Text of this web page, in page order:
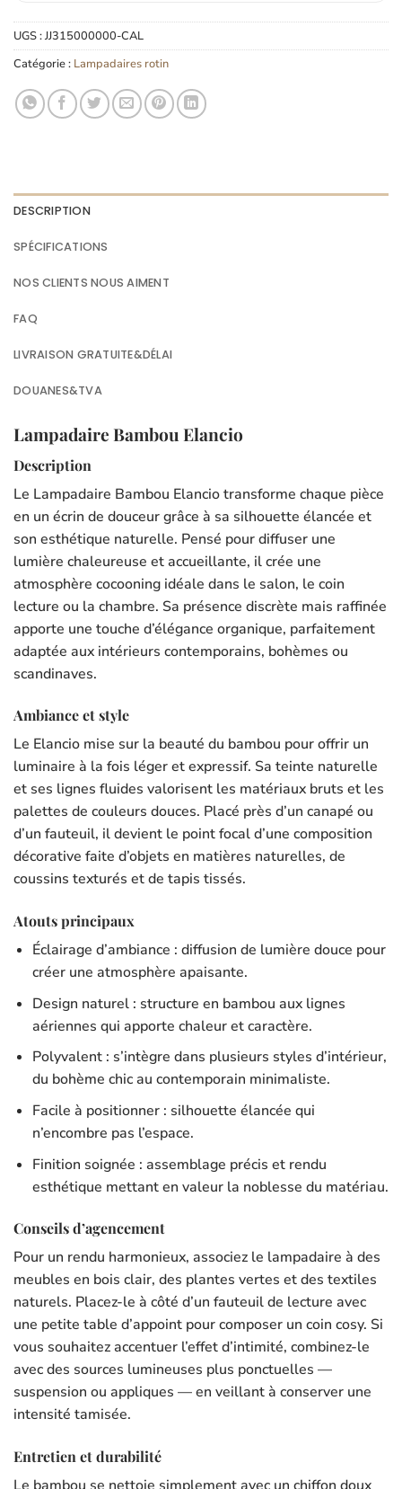
UGS :JJ315000000-CAL
Catégorie : Lampadaires rotin
DESCRIPTION
SPÉCIFICATIONS
NOS CLIENTS NOUS AIMENT
FAQ
LIVRAISON GRATUITE&DÉLAI
DOUANES&TVA
Lampadaire Bambou Elancio
Description
Le Lampadaire Bambou Elancio transforme chaque pièce
en un écrin de douceur grâce à sa silhouette élancée et
son esthétique naturelle. Pensé pour diffuser une
lumière chaleureuse et accueillante, il crée une
atmosphère cocooning idéale dans le salon, le coin
lecture ou la chambre. Sa présence discrète mais raffinée
apporte une touche d’élégance organique, parfaitement
adaptée aux intérieurs contemporains, bohèmes ou
scandinaves.
Ambiance et style
Le Elancio mise sur la beauté du bambou pour offrir un
luminaire à la fois léger et expressif. Sa teinte naturelle
et ses lignes fluides valorisent les matériaux bruts et les
palettes de couleurs douces. Placé près d’un canapé ou
d’un fauteuil, il devient le point focal d’une composition
décorative faite d’objets en matières naturelles, de
coussins texturés et de tapis tissés.
Atouts principaux
Éclairage d’ambiance : diffusion de lumière douce pour
créer une atmosphère apaisante.
Design naturel : structure en bambou aux lignes
aériennes qui apporte chaleur et caractère.
Polyvalent : s’intègre dans plusieurs styles d’intérieur,
du bohème chic au contemporain minimaliste.
Facile à positionner : silhouette élancée qui
n’encombre pas l’espace.
Finition soignée : assemblage précis et rendu
esthétique mettant en valeur la noblesse du matériau.
Conseils d’agencement
Pour un rendu harmonieux, associez le lampadaire à des
meubles en bois clair, des plantes vertes et des textiles
naturels. Placez-le à côté d’un fauteuil de lecture avec
une petite table d’appoint pour composer un coin cosy. Si
vous souhaitez accentuer l’effet d’intimité, combinez-le
avec des sources lumineuses plus ponctuelles —
suspension ou appliques — en veillant à conserver une
intensité tamisée.
Entretien et durabilité